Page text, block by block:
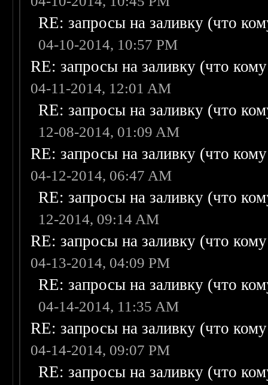
RE: запросы на заливку (что
04-10-2014, 10:57 PM
RE: запросы на заливку (что
04-11-2014, 12:01 AM
RE: запросы на заливку (что
12-08-2014, 01:09 AM
RE: запросы на заливку (что
04-12-2014, 06:47 AM
RE: запросы на заливку (что
12-2014, 09:14 AM
RE: запросы на заливку (что
04-13-2014, 04:09 PM
RE: запросы на заливку (что
04-14-2014, 11:35 AM
RE: запросы на заливку (что
04-14-2014, 09:07 PM
RE: запросы на заливку (что